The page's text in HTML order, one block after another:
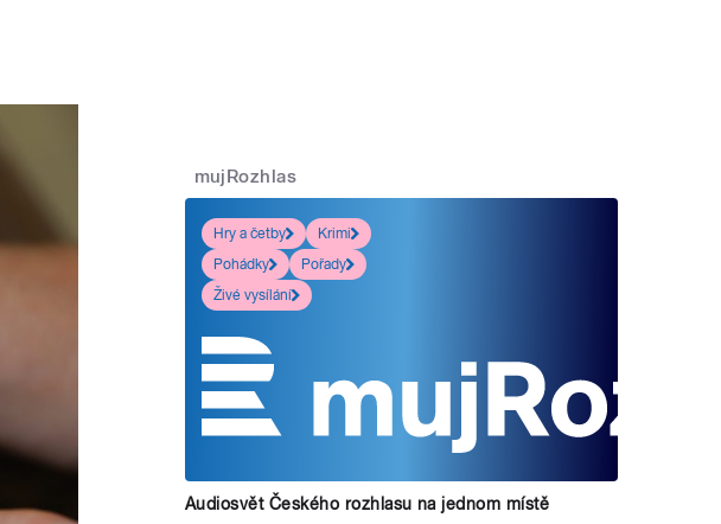
mujRozhlas
Hry a četby
Krimi
Pohádky
Pořady
Živé vysílání
Audiosvět Českého rozhlasu na jednom místě